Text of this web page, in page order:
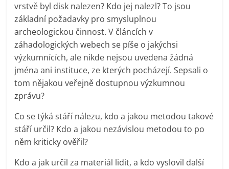
vrstvě byl disk nalezen? Kdo jej nalezl? To jsou
základní požadavky pro smysluplnou
archeologickou činnost. V článcích v
záhadologických webech se píše o jakýchsi
výzkumnících, ale nikde nejsou uvedena žádná
jména ani instituce, ze kterých pocházejí. Sepsali o
tom nějakou veřejně dostupnou výzkumnou
zprávu?
Co se týká stáří nálezu, kdo a jakou metodou takové
stáří určil? Kdo a jakou nezávislou metodou to po
něm kriticky ověřil?
Kdo a jak určil za materiál lidit, a kdo vyslovil další